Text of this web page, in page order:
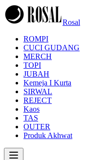
Rosal
ROMPI
CUCI GUDANG
MERCH
TOPI
JUBAH
Kemeja I Kurta
SIRWAL
REJECT
Kaos
TAS
OUTER
Produk Akhwat